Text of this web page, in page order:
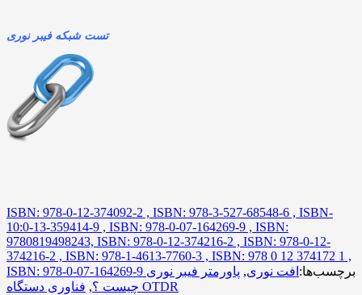
تست شبکه فیبر نوری
ISBN: 978-0-12-374092-2 , ISBN: 978-3-527-68548-6 , ISBN-
10:0-13-359414-9 , ISBN: 978-0-07-164269-9 , ISBN:
9780819498243, ISBN: 978-0-12-374216-2 , ISBN: 978-0-12-
374216-2 , ISBN: 978-1-4613-7760-3 , ISBN: 978 0 12 374172 1 ,
ISBN: 978-0-07-164269-9
برچسب‌ها: افت نوری, پاورمتر فیبر نوری
چیست ؟, فناوری دستگاه OTDR